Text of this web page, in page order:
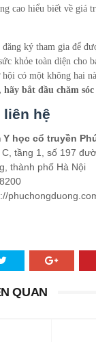
cao hiểu biết về giá
ký tham gia để
khỏe toàn diện cho
có một không hai
hãy bắt đầu chăm
liên hệ
Y học cổ truyền
tầng 1, số 197
thành phố Hà Nội
QUAN